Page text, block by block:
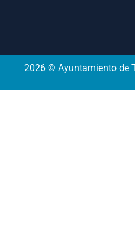
2026 © Ayuntamiento de